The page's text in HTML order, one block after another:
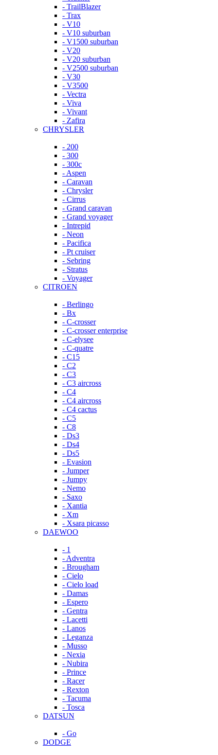
- TrailBlazer
- Trax
- V10
- V10 suburban
- V1500 suburban
- V20
- V20 suburban
- V2500 suburban
- V30
- V3500
- Vectra
- Viva
- Vivant
- Zafira
CHRYSLER
- 200
- 300
- 300c
- Aspen
- Caravan
- Chrysler
- Cirrus
- Grand caravan
- Grand voyager
- Intrepid
- Neon
- Pacifica
- Pt cruiser
- Sebring
- Stratus
- Voyager
CITROEN
- Berlingo
- Bx
- C-crosser
- C-crosser enterprise
- C-elysee
- C-quatre
- C15
- C2
- C3
- C3 aircross
- C4
- C4 aircross
- C4 cactus
- C5
- C8
- Ds3
- Ds4
- Ds5
- Evasion
- Jumper
- Jumpy
- Nemo
- Saxo
- Xantia
- Xm
- Xsara picasso
DAEWOO
- 1
- Adventra
- Brougham
- Cielo
- Cielo load
- Damas
- Espero
- Gentra
- Lacetti
- Lanos
- Leganza
- Musso
- Nexia
- Nubira
- Prince
- Racer
- Rexton
- Tacuma
- Tosca
DATSUN
- Go
DODGE